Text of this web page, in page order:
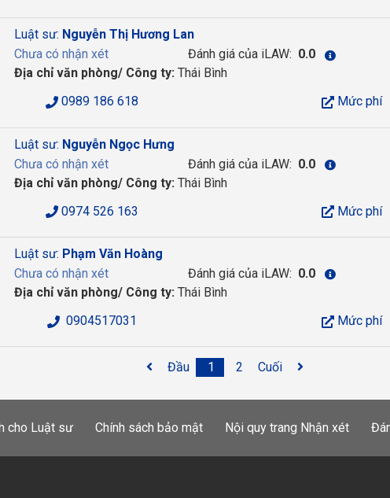
Luật sư: Nguyễn Thị Hương Lan
Chưa có nhận xét
Đánh giá của iLAW: 0.0
Địa chỉ văn phòng/ Công ty: Thái Bình
0989 186 618
Mức phí
Luật sư: Nguyễn Ngọc Hưng
Chưa có nhận xét
Đánh giá của iLAW: 0.0
Địa chỉ văn phòng/ Công ty: Thái Bình
0974 526 163
Mức phí
Luật sư: Phạm Văn Hoàng
Chưa có nhận xét
Đánh giá của iLAW: 0.0
Địa chỉ văn phòng/ Công ty: Thái Bình
0904517031
Mức phí
Đầu 1 2 Cuối
cho Luật sư Chính sách bảo mật Nội quy trang Nhận xét